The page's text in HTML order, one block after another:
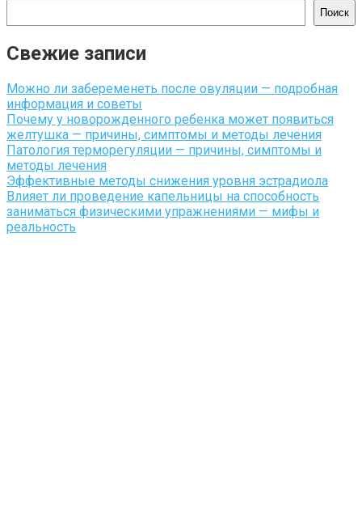
Поиск
Свежие записи
Можно ли забеременеть после овуляции — подробная
информация и советы
Почему у новорожденного ребенка может появиться
желтушка — причины, симптомы и методы лечения
Патология терморегуляции — причины, симптомы и
методы лечения
Эффективные методы снижения уровня эстрадиола
Влияет ли проведение капельницы на способность
заниматься физическими упражнениями — мифы и
реальность